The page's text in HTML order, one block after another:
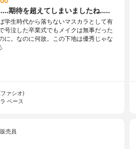
期待を超えてしまいましたね.....
学生時代から落ちないマスカラとして有
号泣した卒業式でもメイクは無事だった
に。なのに何故。この下地は優秀じゃな
ファシオ)
ベース
売員